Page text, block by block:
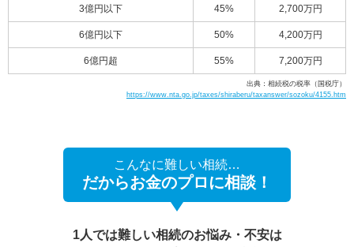
3億円以下 45% 2,700万円
6億円以下 50% 4,200万円
6億円超 55% 7,200万円
出典：相続税の税率（国税庁）
https://www.nta.go.jp/taxes/shiraberu/taxanswer/sozoku/4155.htm
こんなに難しい相続…
だからお金のプロに相談！
1人では難しい相続のお悩み・不安は